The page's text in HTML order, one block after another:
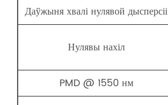
Даўжыня хвалі нулявой дысперсіі
Нулявы нахіл
PMD @ 1550 нм